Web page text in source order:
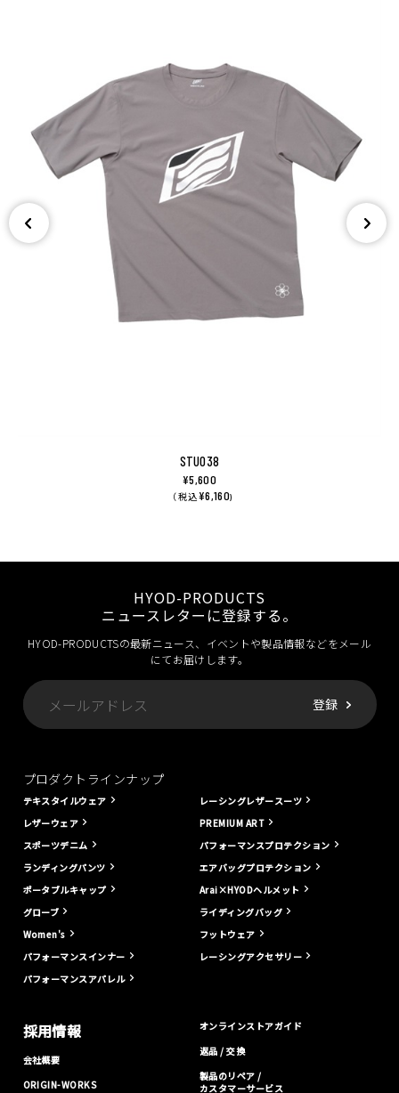
STU038
¥5,600
（ 税込¥6,160)
HYOD-PRODUCTS
ニュースレターに登録する。
HYOD-PRODUCTSの最新ニュース、イベントや製品情報などをメール
にてお届けします。
プロダクトラインナップ
テキスタイルウェア
レザーウェア
スポーツデニム
ランディングパンツ
ポータブルキャップ
グローブ
Women's
パフォーマンスインナー
パフォーマンスアパレル
レーシングレザースーツ
PREMIUM ART
パフォーマンスプロテクション
エアバッグプロテクション
Arai×HYODヘルメット
ライディングバッグ
フットウェア
レーシングアクセサリー
採用情報
会社概要
ORIGIN-WORKS
オンラインストアガイド
返品 / 交換
製品のリペア /
カスタマーサービス